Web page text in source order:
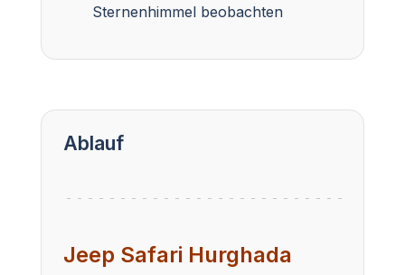
Sternenhimmel beobachten
Ablauf
Jeep Safari Hurghada